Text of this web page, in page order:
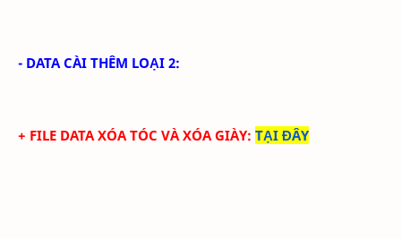
- DATA CÀI THÊM LOẠI 2:
+ FILE DATA XÓA TÓC VÀ XÓA GIÀY: TẠI ĐÂY